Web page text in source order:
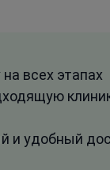
всех этапах
и удобный